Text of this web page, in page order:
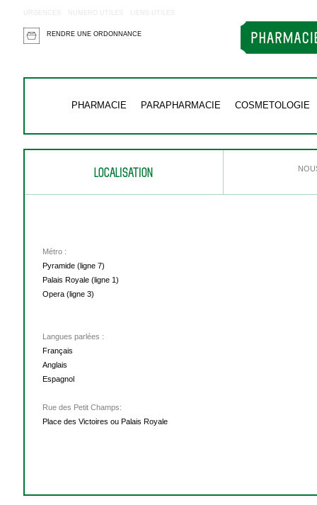
URGENCES NUMERO UTILES LIENS UTILES
RENDRE UNE ORDONNANCE
PHARMACIE PARAPHARMACIE COSMETOLOGIE
LOCALISATION
Métro :
Pyramide (ligne 7)
Palais Royale (ligne 1)
Opera (ligne 3)
Langues parlées :
Français
Anglais
Espagnol
Rue des Petit Champs:
Place des Victoires ou Palais Royale